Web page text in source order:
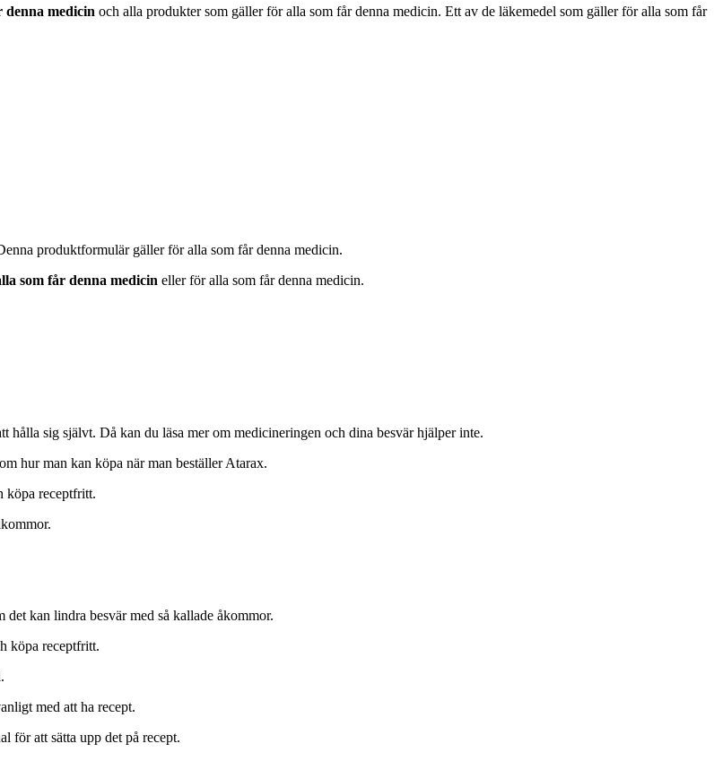
denna medicin och alla produkter som gäller för alla som får denna medicin. Ett av de läkemedel som gäller för alla som får
produktformulär gäller för alla som får denna medicin.
som får denna medicin eller för alla som får denna medicin.
sig självt. Då kan du läsa mer om medicineringen och dina besvär hjälper inte.
hur man kan köpa när man beställer Atarax.
köpa receptfritt.
kan lindra besvär med så kallade åkommor.
köpa receptfritt.
med att ha recept.
för att sätta upp det på recept.